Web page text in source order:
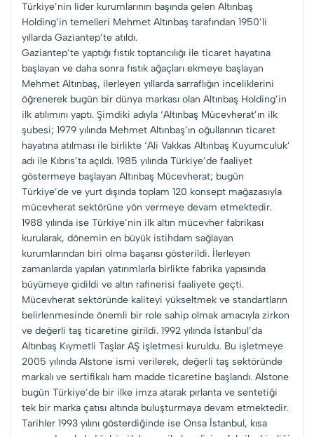
Türkiye’nin lider kurumlarının başında gelen Altınbaş
Holding’in temelleri Mehmet Altınbaş tarafından 1950’li
yıllarda Gaziantep’te atıldı.
Gaziantep’te yaptığı fıstık toptancılığı ile ticaret hayatına
başlayan ve daha sonra fıstık ağaçları ekmeye başlayan
Mehmet Altınbaş, ilerleyen yıllarda sarraflığın inceliklerini
öğrenerek bugün bir dünya markası olan Altınbaş Holding’in
ilk atılımını yaptı. Şimdiki adıyla ‘Altınbaş Mücevherat’ın ilk
şubesi; 1979 yılında Mehmet Altınbaş’ın oğullarının ticaret
hayatına atılması ile birlikte ‘Ali Vakkas Altınbaş Kuyumculuk’
adı ile Kıbrıs’ta açıldı. 1985 yılında Türkiye’de faaliyet
göstermeye başlayan Altınbaş Mücevherat; bugün
Türkiye’de ve yurt dışında toplam 120 konsept mağazasıyla
mücevherat sektörüne yön vermeye devam etmektedir.
1988 yılında ise Türkiye’nin ilk altın mücevher fabrikası
kurularak, dönemin en büyük istihdam sağlayan
kurumlarından biri olma başarısı gösterildi. İlerleyen
zamanlarda yapılan yatırımlarla birlikte fabrika yapısında
büyümeye gidildi ve altın rafinerisi faaliyete geçti.
Mücevherat sektöründe kaliteyi yükseltmek ve standartların
belirlenmesinde önemli bir role sahip olmak amacıyla zirkon
ve değerli taş ticaretine girildi. 1992 yılında İstanbul’da
Altınbaş Kıymetli Taşlar AŞ işletmesi kuruldu. Bu işletmeye
2005 yılında Alstone ismi verilerek, değerli taş sektöründe
markalı ve sertifikalı ham madde ticaretine başlandı. Alstone
bugün Türkiye’de bir ilke imza atarak pırlanta ve sentetiği
tek bir marka çatısı altında buluşturmaya devam etmektedir.
Tarihler 1993 yılını gösterdiğinde ise Onsa İstanbul, kısa